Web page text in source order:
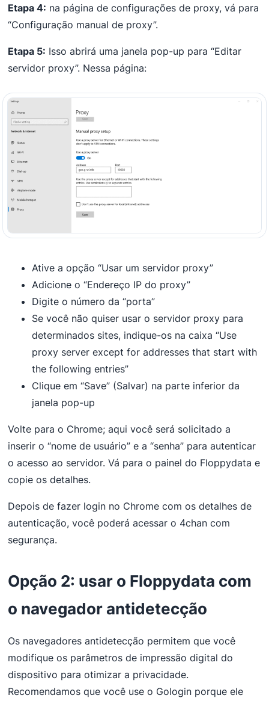
Etapa 4: na página de configurações de proxy, vá para
“Configuração manual de proxy”.
Etapa 5: Isso abrirá uma janela pop-up para “Editar
servidor proxy”. Nessa página:
Ative a opção “Usar um servidor proxy”
Adicione o “Endereço IP do proxy”
Digite o número da “porta”
Se você não quiser usar o servidor proxy para
determinados sites, indique-os na caixa “Use
proxy server except for addresses that start with
the following entries”
Clique em “Save” (Salvar) na parte inferior da
janela pop-up
Volte para o Chrome; aqui você será solicitado a
inserir o “nome de usuário” e a “senha” para autenticar
o acesso ao servidor. Vá para o painel do Floppydata e
copie os detalhes.
Depois de fazer login no Chrome com os detalhes de
autenticação, você poderá acessar o 4chan com
segurança.
Opção 2: usar o Floppydata com
o navegador antidetecção
Os navegadores antidetecção permitem que você
modifique os parâmetros de impressão digital do
dispositivo para otimizar a privacidade.
Recomendamos que você use o Gologin porque ele